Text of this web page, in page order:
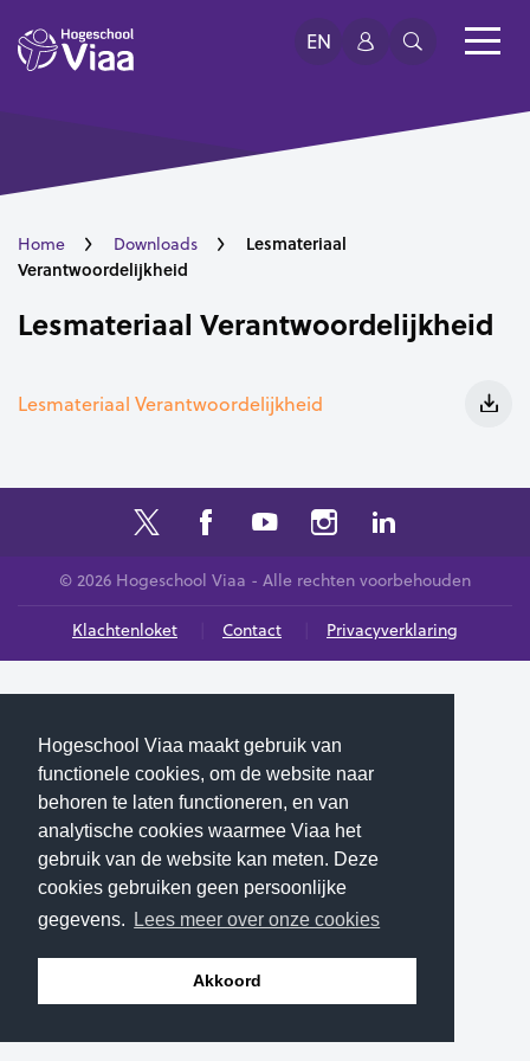
Hogeschool Viaa maakt gebruik van
functionele cookies, om de website naar
behoren te laten functioneren, en van
analytische cookies waarmee Viaa het
gebruik van de website kan meten. Deze
cookies gebruiken geen persoonlijke
gegevens.
Lees meer over onze cookies
Akkoord
EN
Home Downloads
Lesmateriaal
Verantwoordelijkheid
Lesmateriaal Verantwoordelijkheid
Lesmateriaal Verantwoordelijkheid
© 2026 Hogeschool Viaa - Alle rechten voorbehouden
Klachtenloket Contact Privacyverklaring